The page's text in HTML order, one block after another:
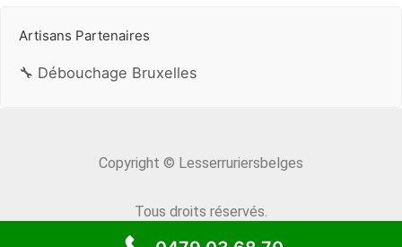
Artisans Partenaires
🔧 Débouchage Bruxelles
Copyright © Lesserruriersbelges
Tous droits réservés.